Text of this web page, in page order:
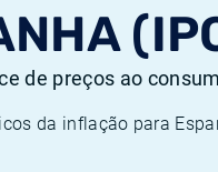
de preços ao
da inflação para